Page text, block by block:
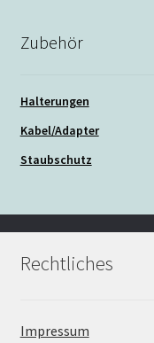
Zubehör
Halterungen
Kabel/Adapter
Staubschutz
Rechtliches
Impressum